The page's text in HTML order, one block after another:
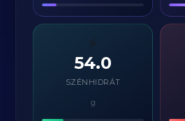
⚡
54.0
SZÉNHIDRÁT
g